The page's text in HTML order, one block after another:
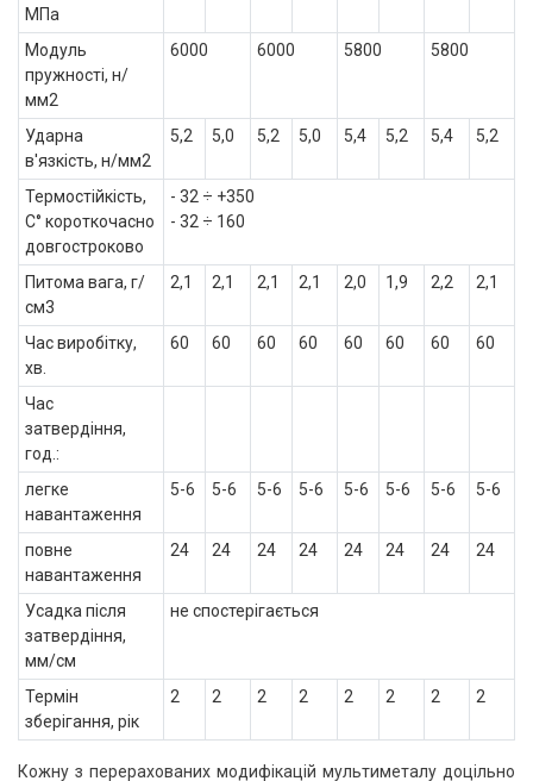
МПа
Модуль
пружності, н/
мм2
6000 6000 5800 5800
Ударна
в'язкість, н/мм2
5,2 5,0 5,2 5,0 5,4 5,2 5,4 5,2
Термостійкість,
С° короткочасно
довгостроково
- 32 ÷ +350
- 32 ÷ 160
Питома вага, г/
см3
2,1 2,1 2,1 2,1 2,0 1,9 2,2 2,1
Час виробітку,
хв.
60 60 60 60 60 60 60 60
Час
затвердіння,
год.:
легке
навантаження
5-6 5-6 5-6 5-6 5-6 5-6 5-6 5-6
повне
навантаження
24 24 24 24 24 24 24 24
Усадка після
затвердіння,
мм/см
не спостерігається
Термін
зберігання, рік
2 2 2 2 2 2 2 2
Кожну з перерахованих модифікацій мультиметалу доцільно